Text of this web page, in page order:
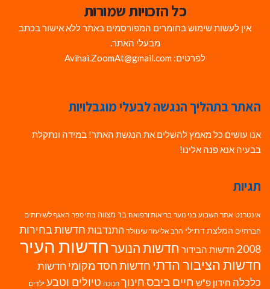
כל הזכויות שמורות
אין לעשות שימוש בחומרים המפורסמים באתר ללא אישור בכתב
מבעלי האתר.
לפרטים: Avihai.ZoomAt@gmail.com
האתר בתהליך הנגשה לבעלי מוגבלויות
אנו עושים כל מאמץ להשלים את הנגשת האתר! במידה ונתקלת
בבעיה אנא פנה אלינו!
תגיות
אינטרנט אתר השבוע בני נוער בריאות ורפואה בר מצווה בתי ספר האגף לשירותים
חברתיים המלצת דתילי הרב אליעזר שינוולד התנדבות חדשות בחירות
2008 חדשות הבידור חדשות הנוערחדשות העיר
חדשות הציבור הדתי חדשות חסד מקומי חדשות
כלכלה חידון פ"ש חיים ביבסחינוך חנוכה טיולים וטבע ילדים